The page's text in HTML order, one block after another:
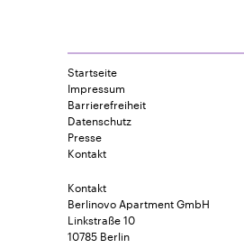
Startseite
Impressum
Barrierefreiheit
Datenschutz
Presse
Kontakt
Kontakt
Berlinovo Apartment GmbH
Linkstraße 10
10785 Berlin